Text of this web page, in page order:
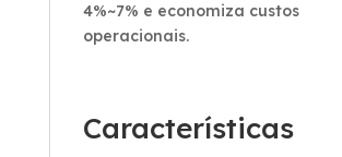
4%~7% e economiza custos
operacionais.
Características